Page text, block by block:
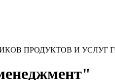
ПРОДУКТОВ И УСЛУГ